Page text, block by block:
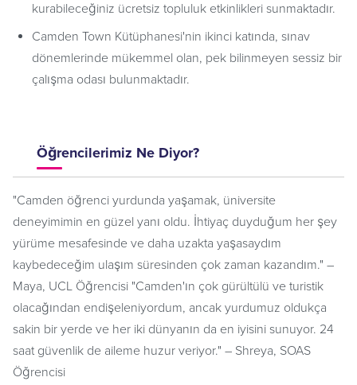
kurabileceğiniz ücretsiz topluluk etkinlikleri sunmaktadır.
Camden Town Kütüphanesi'nin ikinci katında, sınav
dönemlerinde mükemmel olan, pek bilinmeyen sessiz bir
çalışma odası bulunmaktadır.
Öğrencilerimiz Ne Diyor?
"Camden öğrenci yurdunda yaşamak, üniversite
deneyimimin en güzel yanı oldu. İhtiyaç duyduğum her şey
yürüme mesafesinde ve daha uzakta yaşasaydım
kaybedeceğim ulaşım süresinden çok zaman kazandım." –
Maya, UCL Öğrencisi "Camden'ın çok gürültülü ve turistik
olacağından endişeleniyordum, ancak yurdumuz oldukça
sakin bir yerde ve her iki dünyanın da en iyisini sunuyor. 24
saat güvenlik de aileme huzur veriyor." – Shreya, SOAS
Öğrencisi